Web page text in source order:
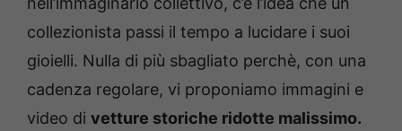
collezionista passi il tempo a lucidare i suoi
gioielli. Nulla di più sbagliato perchè, con una
cadenza regolare, vi proponiamo immagini e
video di vetture storiche ridotte malissimo.